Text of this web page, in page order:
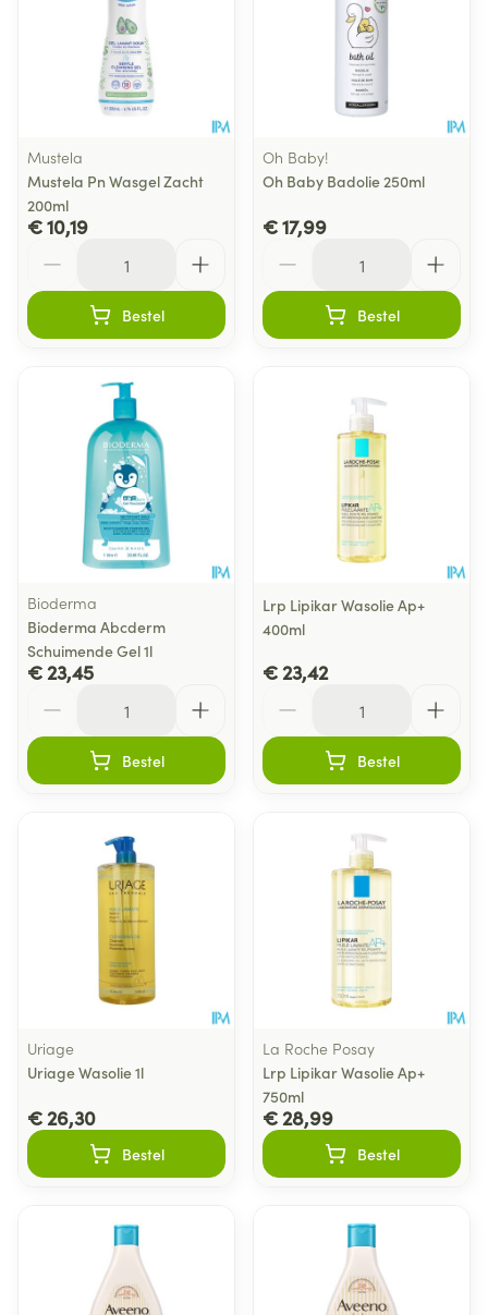
Mustela
Mustela Pn Wasgel Zacht
200ml
€ 10,19
Bestel
Oh Baby!
Oh Baby Badolie 250ml
€ 17,99
Bestel
Bioderma
Bioderma Abcderm
Schuimende Gel 1l
€ 23,45
Bestel
Lrp Lipikar Wasolie Ap+
400ml
€ 23,42
Bestel
Uriage
Uriage Wasolie 1l
€ 26,30
Bestel
La Roche Posay
Lrp Lipikar Wasolie Ap+
750ml
€ 28,99
Bestel